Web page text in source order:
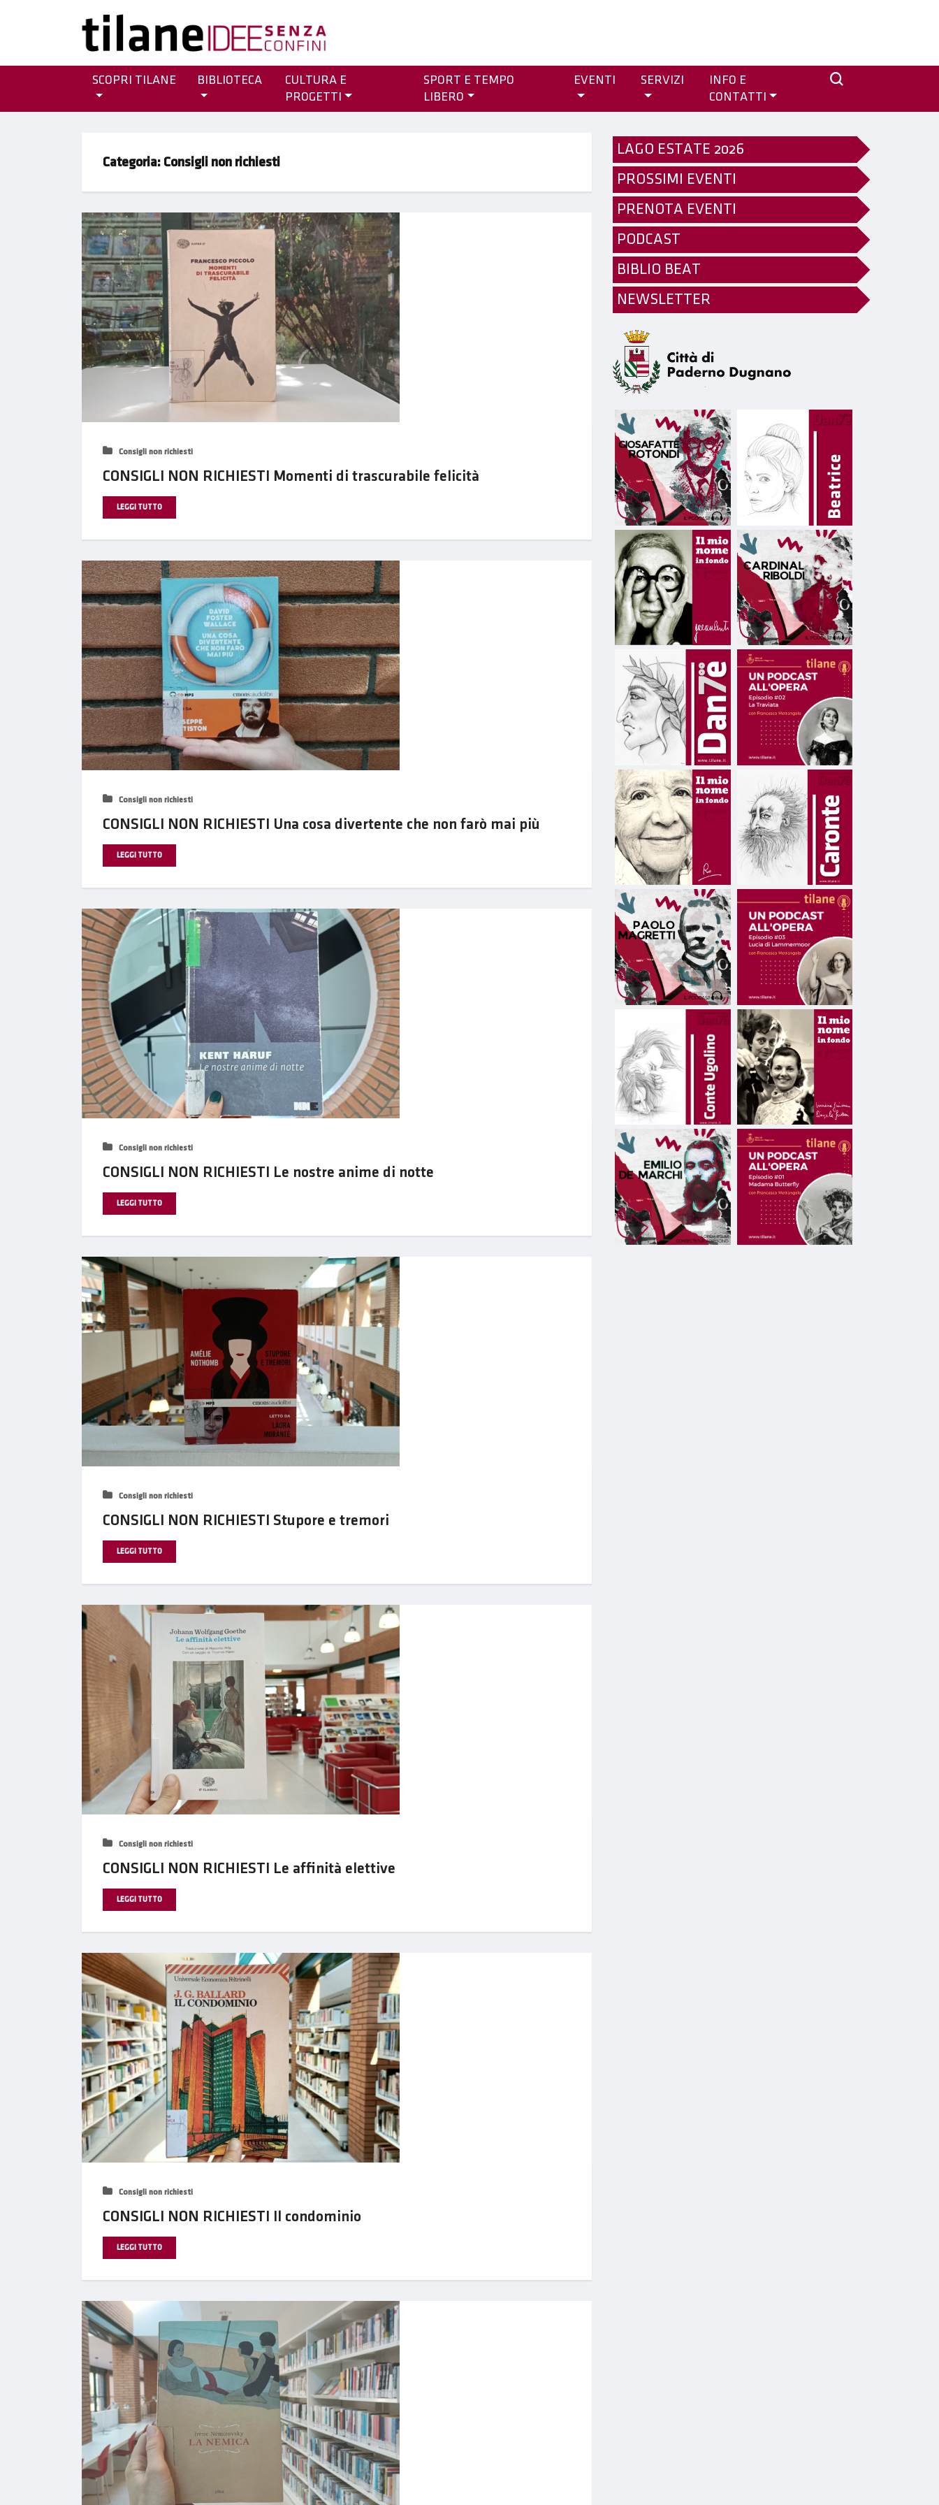
SCOPRI TILANE BIBLIOTECA
CULTURA E
PROGETTI
SPORT E TEMPO
LIBERO
EVENTI SERVIZI
INFO E
CONTATTI
Categoria: Consigli non richiesti
Consigli non richiesti
CONSIGLI NON RICHIESTI Momenti di trascurabile felicità
LEGGI TUTTO
Consigli non richiesti
CONSIGLI NON RICHIESTI Una cosa divertente che non farò mai più
LEGGI TUTTO
Consigli non richiesti
CONSIGLI NON RICHIESTI Le nostre anime di notte
LEGGI TUTTO
Consigli non richiesti
CONSIGLI NON RICHIESTI Stupore e tremori
LEGGI TUTTO
Consigli non richiesti
CONSIGLI NON RICHIESTI Le affinità elettive
LEGGI TUTTO
Consigli non richiesti
CONSIGLI NON RICHIESTI Il condominio
LEGGI TUTTO
LAGO ESTATE 2026
PROSSIMI EVENTI
PRENOTA EVENTI
PODCAST
BIBLIO BEAT
NEWSLETTER